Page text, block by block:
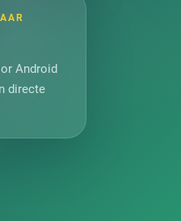
Android
directe